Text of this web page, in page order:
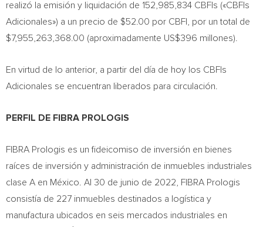
realizó la emisión y liquidación de 152,985,834 CBFIs («CBFIs
Adicionales») a un precio de $52.00 por CBFI, por un total de
$7,955,263,368.00 (aproximadamente US$396 millones).
En virtud de lo anterior, a partir del día de hoy los CBFIs
Adicionales se encuentran liberados para circulación.
PERFIL DE FIBRA PROLOGIS
FIBRA Prologis es un fideicomiso de inversión en bienes
raíces de inversión y administración de inmuebles industriales
clase A en México. Al 30 de junio de 2022, FIBRA Prologis
consistía de 227 inmuebles destinados a logística y
manufactura ubicados en seis mercados industriales en